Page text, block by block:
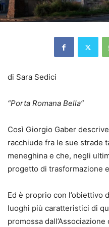
di Sara Sedici
“Porta Romana Bella”
Così Giorgio Gaber
racchiude fra le sue strade
meneghina e che, negli
progetto di trasformazione
Ed è proprio con l’obiettivo
luoghi più caratteristici di
promossa